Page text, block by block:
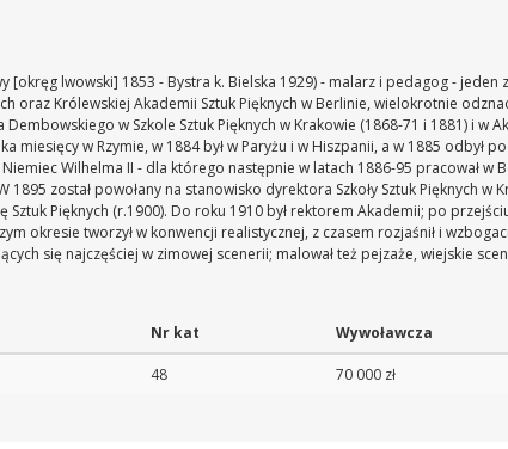
[okręg lwowski] 1853 - Bystra k. Bielska 1929) - malarz i pedagog -
oraz Królewskiej Akademii Sztuk Pięknych w Berlinie, wielokrotnie
Dembowskiego w Szkole Sztuk Pięknych w Krakowie (1868-71 i 1881) i
miesięcy w Rzymie, w 1884 był w Paryżu i w Hiszpanii, a w 1885
Wilhelma II - dla którego następnie w latach 1886-95 pracował
1895 został powołany na stanowisko dyrektora Szkoły Sztuk Pięknych
Sztuk Pięknych (r.1900). Do roku 1910 był rektorem Akademii; po
okresie tworzył w konwencji realistycznej, z czasem rozjaśnił i
się najczęściej w zimowej scenerii; malował też pejzaże, wiejskie
Nr kat Wywoławcza
48 70 000 zł